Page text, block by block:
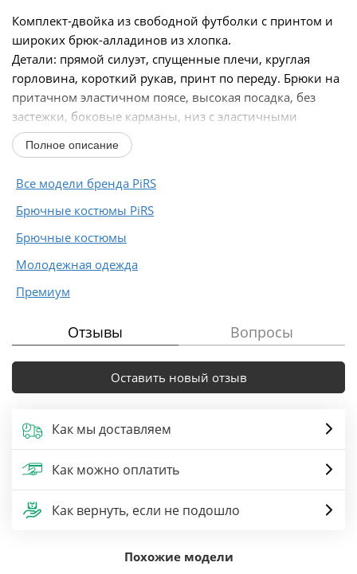
Комплект-двойка из свободной футболки с принтом и
широких брюк-алладинов из хлопка.
Детали: прямой силуэт, спущенные плечи, круглая
горловина, короткий рукав, принт по переду. Брюки на
притачном эластичном поясе, высокая посадка, без
застежки, боковые карманы, низ с эластичными
манжетами...
Полное описание
Все модели бренда PiRS
Брючные костюмы PiRS
Брючные костюмы
Молодежная одежда
Премиум
Отзывы Вопросы
Оставить новый отзыв
Как мы доставляем
Как можно оплатить
Как вернуть, если не подошло
Похожие модели